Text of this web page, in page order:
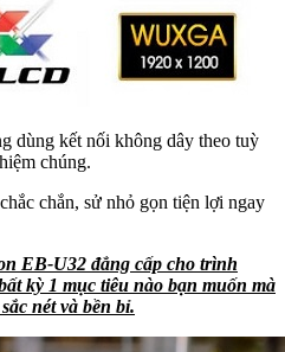
dùng kết nối không dây theo tuỳ
chúng.
chắn, sử nhỏ gọn tiện lợi ngay
EB-U32 đẳng cấp cho trình
kỳ 1 mục tiêu nào bạn muốn mà
nét và bền bỉ.